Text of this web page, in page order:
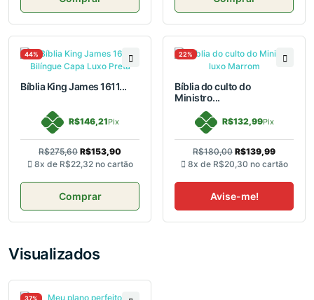
44%
Bíblia King James 1611...
R$146,21Pix
R$275,60 R$153,90
8x de R$22,32 no cartão
Comprar
22%
Bíblia do culto do
Ministro...
R$132,99Pix
R$180,00 R$139,99
8x de R$20,30 no cartão
Avise-me!
Visualizados
37%